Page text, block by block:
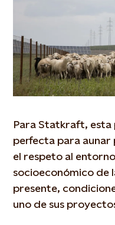
Para Statkraft, esta
perfecta para
el respeto al
socioeconómico de
presente,
uno de sus